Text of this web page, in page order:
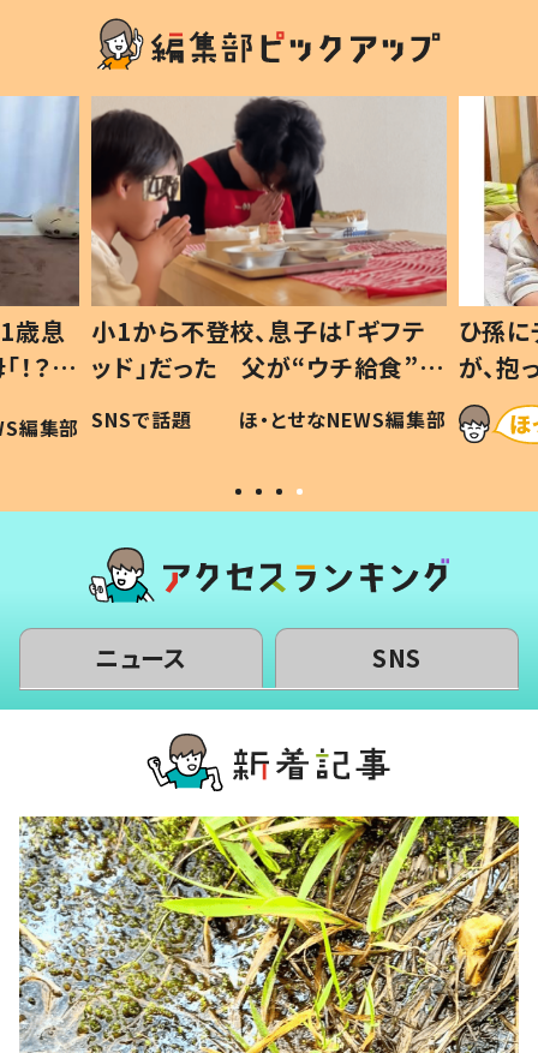
歳息
？」
編集部
小1から不登校、息子は「ギフテ
ッド」だった 父が“ウチ給食”を
作り続ける理由とは #令和の親
#令和の子
SNSで話題 ほ・とせなNEWS編集部
ひ孫
が、
「涙が
い」
ニュース SNS